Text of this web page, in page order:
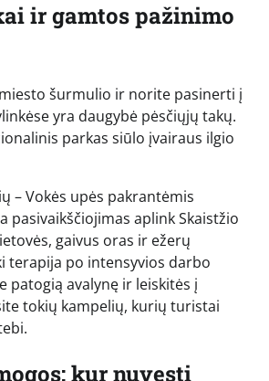
ir gamtos pažinimo
šurmulio ir norite pasinerti į
yra daugybė pėsčiųjų takų.
parkas siūlo įvairaus ilgio
– Vokės upės pakrantėmis
pasivaikščiojimas aplink Skaistžio
gaivus oras ir ežerų
terapija po intensyvios darbo
patogią avalynę ir leiskitės į
tokių kampelių, kurių turistai
kur nuvesti